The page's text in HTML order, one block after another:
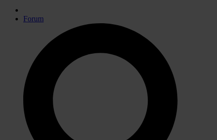
Forum